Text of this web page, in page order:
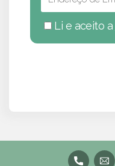
Li e aceito a